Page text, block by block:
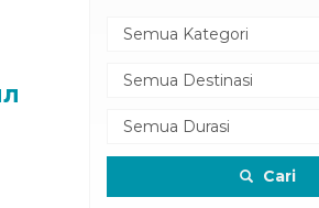
Cari